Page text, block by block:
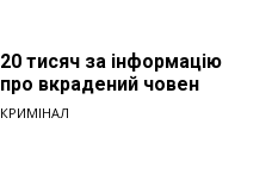
20 тисяч за інформацію
про вкрадений човен
КРИМІНАЛ